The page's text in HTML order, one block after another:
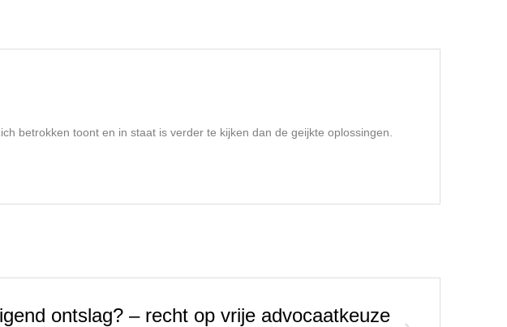
betrokken toont en in staat is verder te kijken dan de geijkte oplossingen.
ontslag? – recht op vrije advocaatkeuze